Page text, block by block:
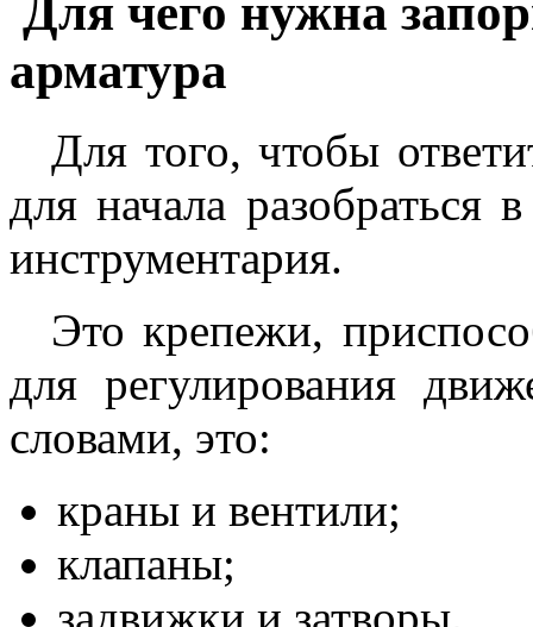
Для чего нужна
арматура
Для того, чтобы
для начала разобраться
инструментария.
Это крепежи,
для регулирования
словами, это:
краны и вентили;
клапаны;
задвижки и затворы.